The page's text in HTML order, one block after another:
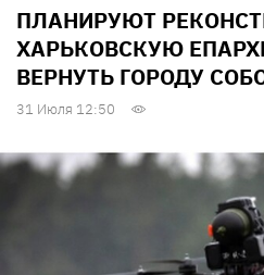
ПЛАНИРУЮТ
ХАРЬКОВСКУЮ
ВЕРНУТЬ ГОРОДУ
31 Июля 12:50